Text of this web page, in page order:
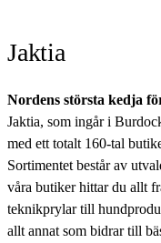
Jaktia
Nordens största kedja
Jaktia, som ingår i
med ett totalt 160-tal
Sortimentet består av
våra butiker hittar du allt
teknikprylar till
allt annat som bidrar till